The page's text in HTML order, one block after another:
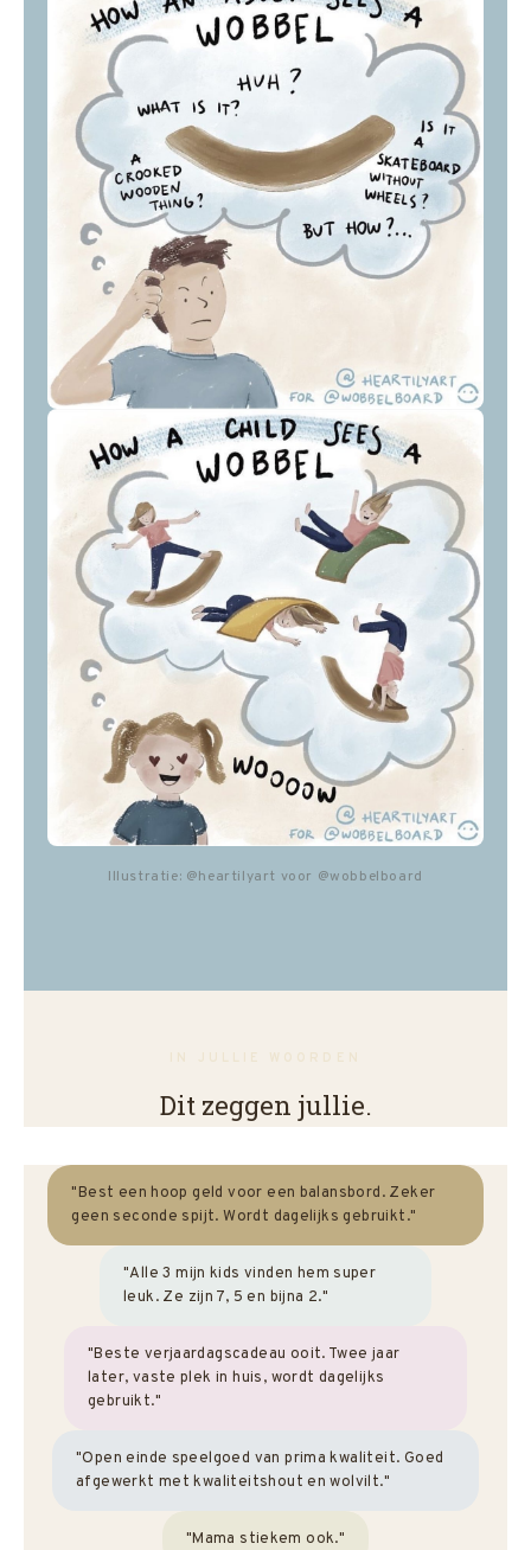
Illustratie: @heartilyart voor @wobbelboard
IN JULLIE WOORDEN
Dit zeggen jullie.
"Best een hoop geld voor een balansbord. Zeker
geen seconde spijt. Wordt dagelijks gebruikt."
"Alle 3 mijn kids vinden hem super
leuk. Ze zijn 7, 5 en bijna 2."
"Beste verjaardagscadeau ooit. Twee jaar
later, vaste plek in huis, wordt dagelijks
gebruikt."
"Open einde speelgoed van prima kwaliteit. Goed
afgewerkt met kwaliteitshout en wolvilt."
"Mama stiekem ook."